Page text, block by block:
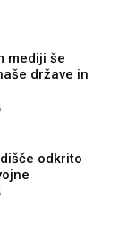
mediji še
države in
odkrito